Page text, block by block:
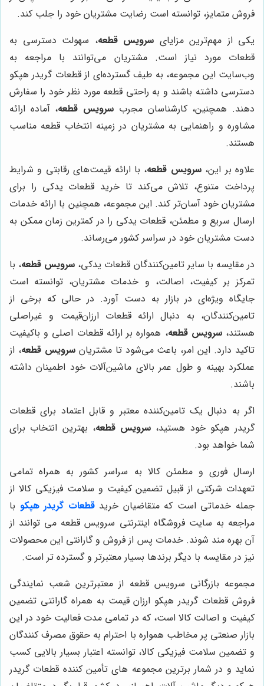
فروش متمایز، توانسته است رضایت مشتریان خود را جلب کند.
یکی از مهم‌ترین مزایای سرویس قطعه، سهولت دسترسی به
قطعات مورد نیاز است. مشتریان می‌توانند با مراجعه به
وب‌سایت این مجموعه، به طیف گسترده‌ای از قطعات گریدر هپکو
دسترسی داشته باشند و به راحتی قطعه مورد نظر خود را سفارش
دهند. همچنین، کارشناسان مجرب سرویس قطعه، آماده ارائه
مشاوره و راهنمایی به مشتریان در زمینه انتخاب قطعه مناسب
هستند.
علاوه بر این،سرویس قطعه، با ارائه قیمت‌های رقابتی و شرایط
پرداخت متنوع، تلاش می‌کند تا خرید قطعات یدکی را برای
مشتریان خود آسان‌تر کند. این مجموعه، همچنین با ارائه خدمات
ارسال سریع و مطمئن، قطعات یدکی را در کمترین زمان ممکن به
دست مشتریان خود در سراسر کشور می‌رساند.
در مقایسه با سایر تامین‌کنندگان قطعات یدکی، سرویس قطعه، با
تمرکز بر کیفیت، اصالت، و خدمات مشتریان، توانسته است
جایگاه ویژه‌ای در بازار به دست آورد. در حالی که برخی از
تامین‌کنندگان، به دنبال ارائه قطعات ارزان‌قیمت و غیراصلی
هستند،سرویس قطعه، همواره بر ارائه قطعات اصلی و باکیفیت
تاکید دارد. این امر، باعث می‌شود تا مشتریانسرویس قطعه، از
عملکرد بهینه و طول عمر بالای ماشین‌آلات خود اطمینان داشته
باشند.
اگر به دنبال یک تامین‌کننده معتبر و قابل اعتماد برای قطعات
گریدر هپکو خود هستید، سرویس قطعه، بهترین انتخاب برای
شما خواهد بود.
ارسال فوری و مطمئن کالا به سراسر کشور به همراه تمامی
تعهدات شرکتی از قبیل تضمین کیفیت و سلامت فیزیکی کالا از
جمله خدماتی است که متقاضیان خریدقطعات گریدر هپکو با
مراجعه به سایت فروشگاه اینترنتی سرویس قطعه می توانند از
آن بهره مند شوند. خدمات پس از فروش و گارانتی این محصولات
نیز در مقایسه با دیگر برندها بسیار معتبرتر و گسترده تر است.
مجموعه بازرگانی سرویس قطعه از معتبرترین شعب نمایندگی
فروش قطعات گریدر هپکو ارزان قیمت به همراه گارانتی تضمین
کیفیت و اصالت کالا است، که در تمامی مدت فعالیت خود در این
بازار صنعتی پر مخاطب همواره با احترام به حقوق مصرف کنندگان
و تضمین سلامت فیزیکی کالا، توانسته اعتبار بسیار بالایی کسب
نماید و در شمار برترین مجموعه های تأمین کننده قطعات گریدر